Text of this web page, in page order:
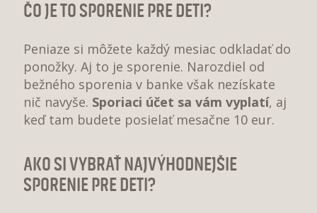
ČO JE TO SPORENIE PRE DETI?
Peniaze si môžete každý mesiac odkladať do
ponožky. Aj to je sporenie. Narozdiel od
bežného sporenia v banke však nezískate
nič navyše. Sporiaci účet sa vám vyplatí, aj
keď tam budete posielať mesačne 10 eur.
AKO SI VYBRAŤ NAJVÝHODNEJŠIE
SPORENIE PRE DETI?